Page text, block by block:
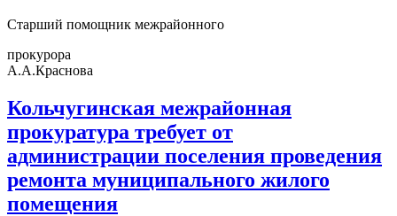
Старший помощник межрайонного
А.А.Краснова
Кольчугинская межрайонная
прокуратура требует от
администрации поселения проведения
ремонта муниципального жилого
помещения